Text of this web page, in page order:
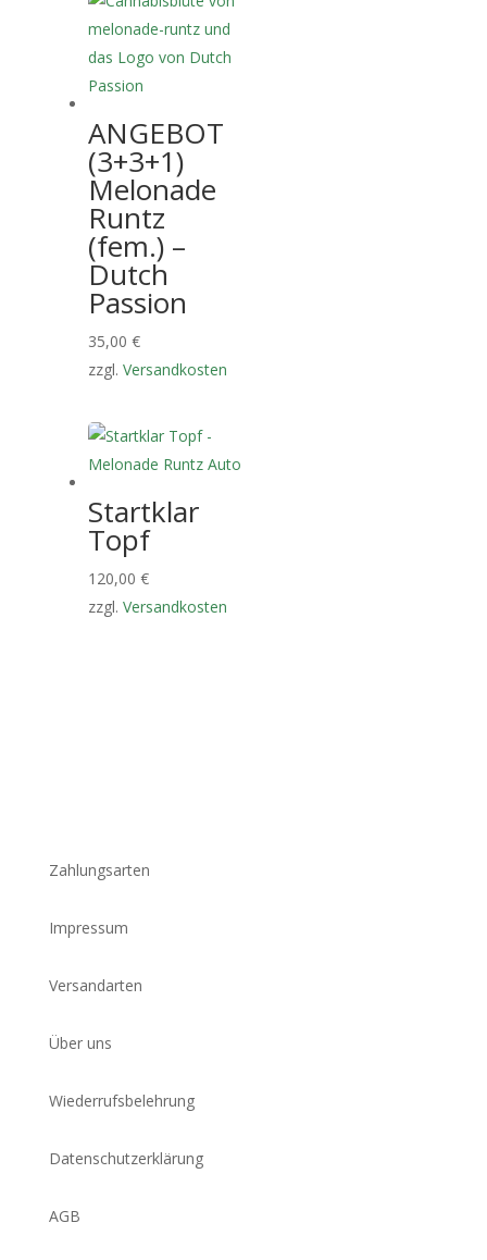
ANGEBOT
(3+3+1)
Melonade
Runtz
(fem.) –
Dutch
Passion
35,00€
zzgl.Versandkosten
Startklar
Topf
120,00€
zzgl.Versandkosten
Zahlungsarten
Impressum
Versandarten
Über uns
Wiederrufsbelehrung
Datenschutzerklärung
AGB